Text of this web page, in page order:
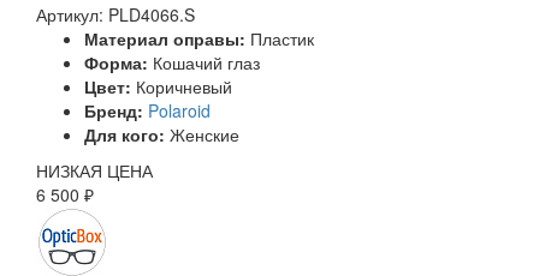
Артикул: PLD4066.S
Материал оправы: Пластик
Форма: Кошачий глаз
Цвет: Коричневый
Бренд: Polaroid
Для кого: Женские
НИЗКАЯ ЦЕНА
6 500 ₽